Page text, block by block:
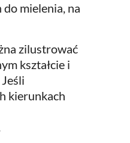
mielenia, na
zilustrować
kształcie i
kierunkach